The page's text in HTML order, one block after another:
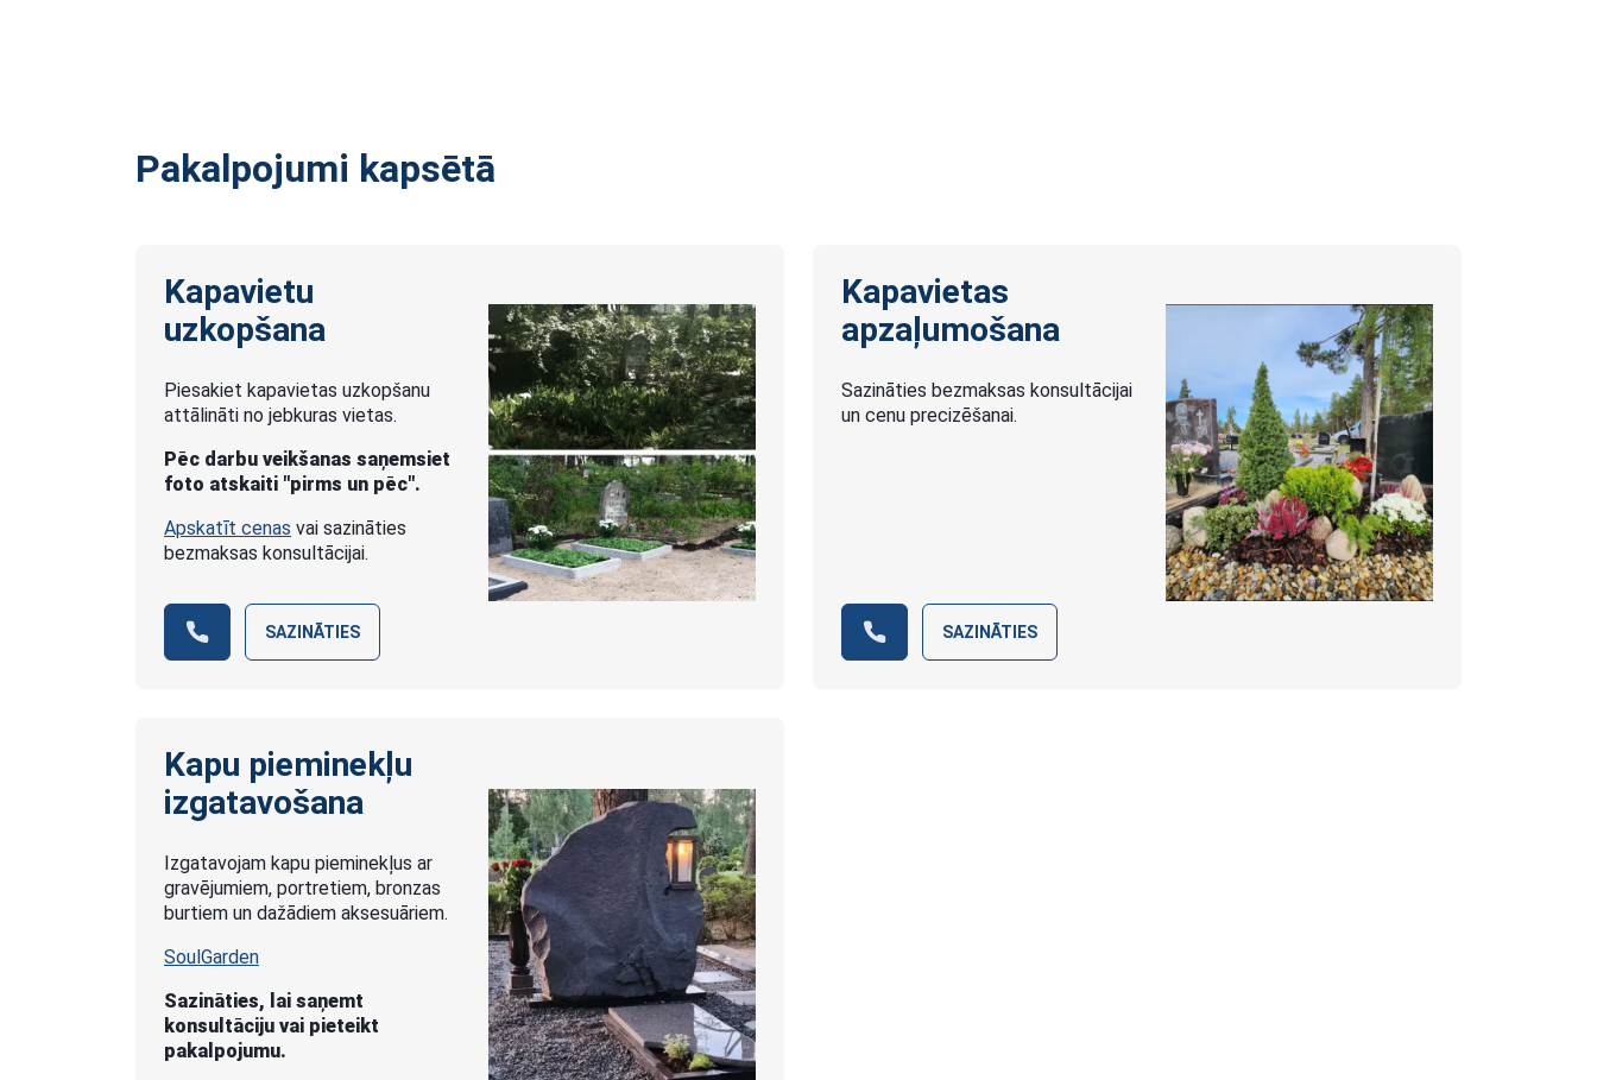
Pakalpojumi kapsētā
Kapavietu
uzkopšana
Piesakiet kapavietas uzkopšanu
attālināti no jebkuras vietas.
Pēc darbu veikšanas saņemsiet
foto atskaiti "pirms un pēc".
Apskatīt cenas vai sazināties
bezmaksas konsultācijai.
SAZINĀTIES
Kapavietas
apzaļumošana
Sazināties bezmaksas konsultācijai
un cenu precizēšanai.
SAZINĀTIES
Kapu pieminekļu
izgatavošana
Izgatavojam kapu pieminekļus ar
gravējumiem, portretiem, bronzas
burtiem un dažādiem aksesuāriem.
SoulGarden
Sazināties, lai saņemt
konsultāciju vai pieteikt
pakalpojumu.